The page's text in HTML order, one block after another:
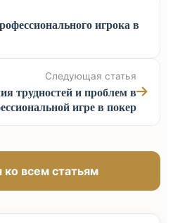
игрока в
Следующая статья
трудностей и проблем в
игре в покер
ко всем статьям